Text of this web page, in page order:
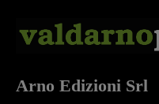
Arno Edizioni Srl